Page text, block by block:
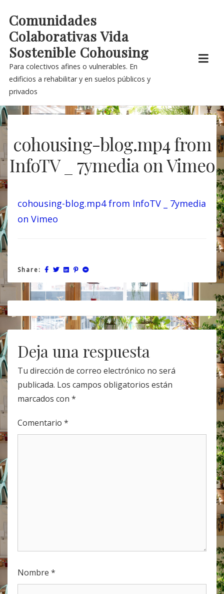
content
Comunidades
Colaborativas Vida
Sostenible Cohousing
Para colectivos afines o vulnerables. En
edificios a rehabilitar y en suelos públicos y
privados
cohousing-blog.mp4 from
InfoTV _ 7ymedia on Vimeo
cohousing-blog.mp4 from InfoTV _ 7ymedia
on Vimeo
Share:
Post
navigation
Deja una respuesta
Tu dirección de correo electrónico no será
publicada. Los campos obligatorios están
marcados con *
Comentario *
Nombre *